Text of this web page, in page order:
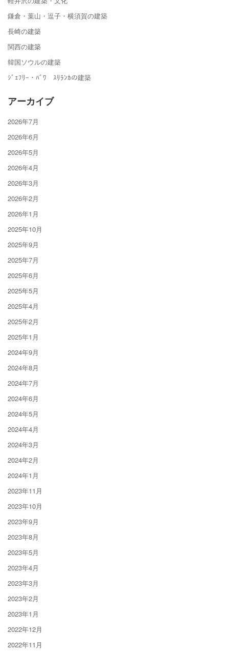
鎌倉・葉山・逗子・横須賀の建築
長崎の建築
関西の建築
韓国ソウルの建築
ｼﾞｪﾌﾘｰ・ﾊﾞﾜ ｽﾘﾗﾝｶの建築
アーカイブ
2026年7月
2026年6月
2026年5月
2026年4月
2026年3月
2026年2月
2026年1月
2025年10月
2025年9月
2025年7月
2025年6月
2025年5月
2025年4月
2025年2月
2025年1月
2024年9月
2024年8月
2024年7月
2024年6月
2024年5月
2024年4月
2024年3月
2024年2月
2024年1月
2023年11月
2023年10月
2023年9月
2023年8月
2023年5月
2023年4月
2023年3月
2023年2月
2023年1月
2022年12月
2022年11月